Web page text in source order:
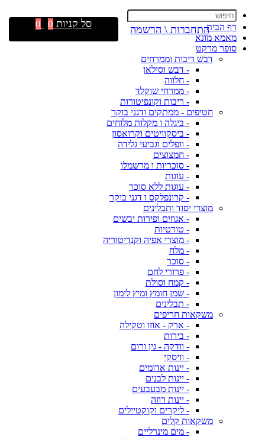
דף הבית
מאמא מונא
סופר מרקט
דבש ריבות וממרחים
- דבש וסילאן
- חלווה
- ממרחי שוקלד
- ריבות וקונפיטורות
חטיפים - ממתקים ודגני בוקר
- ביגלה ו מקלות מלוחים
- ביסקוויטים וקרואסון
- וופלים וגביעי גלידה
- חמצוצים
- סוכריות ו מרשמלו
- עוגות
- עוגות ללא סוכר
- קרונפלקס ו דגני בוקר
מוצרי יסוד ותבלינים
- אגוזים ופירות יבשים
- טורטיות
- מוצרי אפיה וקנדיטוריה
- מלח
- סוכר
- פרורי לחם
- קמח וסולת
- שמן חומץ ומיץ לימון
- תבלינים
משקאות חריפים
- ארק - אוזו וטקילה
- בירות
- וודקה - גין ורום
- וויסקי
- יינות אדומים
- יינות לבנים
- יינות מבעבעים
- יינות רוזה
- ליקרים וקוקטיילים
משקאות קלים
- מים מינרליים
התחברות \ הרשמה סל קניות 0
0